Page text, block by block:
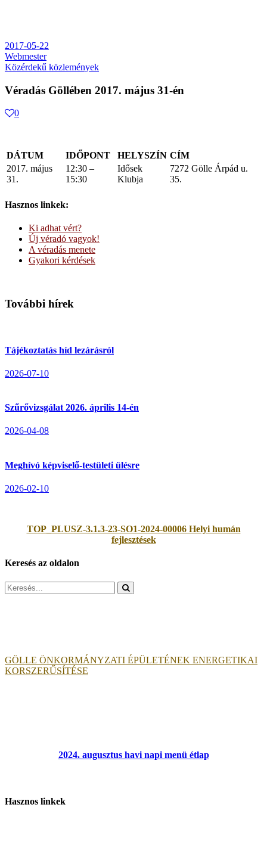
2017-05-22
Webmester
Közérdekű közlemények
Véradás Göllében 2017. május 31-én
0
DÁTUM IDŐPONT HELYSZÍN CÍM
2017. május
31.
12:30 –
15:30
Idősek
Klubja
7272 Gölle Árpád u.
35.
Hasznos linkek:
Ki adhat vért?
Új véradó vagyok!
A véradás menete
Gyakori kérdések
További hírek
Tájékoztatás híd lezárásról
2026-07-10
Szűrővizsgálat 2026. április 14-én
2026-04-08
Meghívó képviselő-testületi ülésre
2026-02-10
TOP_PLUSZ-3.1.3-23-SO1-2024-00006 Helyi humán
fejlesztések
Keresés az oldalon
Search
for:
GÖLLE ÖNKORMÁNYZATI ÉPÜLETÉNEK ENERGETIKAI
KORSZERŰSÍTÉSE
2024. augusztus havi napi menü étlap
Hasznos linkek